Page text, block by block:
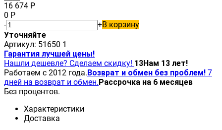
16 674 Р
0 Р
-
+В корзину
Уточняйте
Артикул: 51650 1
Гарантия лучшей цены!
Нашли дешевле? Сделаем скидку! 13Нам 13 лет!
Работаем с 2012 года.Возврат и обмен без проблем! 7
дней на возврат и обмен.Рассрочка на 6 месяцев
Без процентов.
Характеристики
Доставка